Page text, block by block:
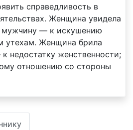
справедливость в
Женщина увидела
мужчину — к искушению
утехам. Женщина брила
недостатку женственности;
отношению со стороны